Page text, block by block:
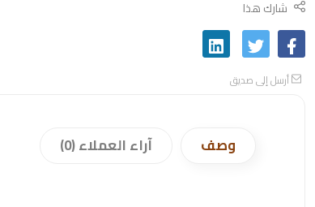
شارك هذا
أرسل إلى صديق
وصف آراء العملاء (0)